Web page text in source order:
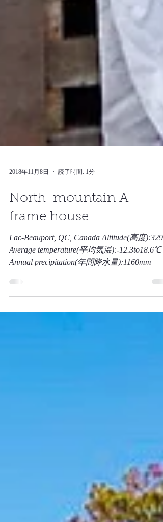
2018年11月8日 読了時間: 1分
North-mountain A-
frame house
Lac-Beauport, QC, Canada Altitude(高度
Annual precipitation(年間降水量):1160mm